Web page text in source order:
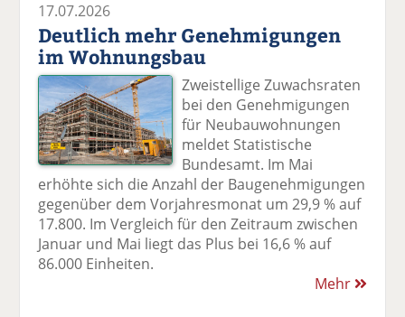
17.07.2026
Deutlich mehr Genehmigungen
im Wohnungsbau
Zweistellige Zuwachsraten
bei den Genehmigungen
für Neubauwohnungen
meldet Statistische
Bundesamt. Im Mai
erhöhte sich die Anzahl der Baugenehmigungen
gegenüber dem Vorjahresmonat um 29,9 % auf
17.800. Im Vergleich für den Zeitraum zwischen
Januar und Mai liegt das Plus bei 16,6 % auf
86.000 Einheiten.
Mehr